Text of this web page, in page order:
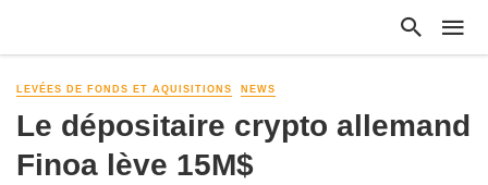
LEVÉES DE FONDS ET AQUISITIONS NEWS
Le dépositaire crypto allemand
Finoa lève 15M$